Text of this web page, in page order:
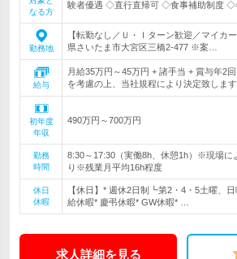
なる方
験者優遇 ◇直行直帰可 ◇食事補助制度 ◇
勤務地
【転勤なし／Ｕ・Ｉターン歓迎／マイカ
県さいたま市大宮区三橋2-477 ※案…
給与
月給35万円～45万円 + 諸手当 + 賞与年2
を考慮の上、当社規程により決定致しま
初年度
年収
490万円～700万円
勤務
時間
8:30～17:30（実働8h、休憩1h）※現場に
り※残業月平均16h程度
休日
休暇
【休日】* 週休2日制┗第2・4・5土曜、
給休暇* 慶弔休暇* GW休暇* …
求人詳細を見る